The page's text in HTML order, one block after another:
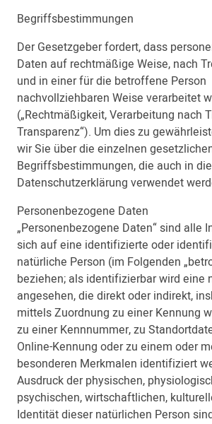
Begriffsbestimmungen
Der Gesetzgeber fordert, dass
Daten auf rechtmäßige Weise, nach
und in einer für die betroffene Person
nachvollziehbaren Weise verarbeitet
(„Rechtmäßigkeit, Verarbeitung nach
Transparenz“). Um dies zu
wir Sie über die einzelnen
Begriffsbestimmungen, die auch in
Datenschutzerklärung verwendet
Personenbezogene Daten
„Personenbezogene Daten“ sind alle
sich auf eine identifizierte oder
natürliche Person (im Folgenden
beziehen; als identifizierbar wird eine
angesehen, die direkt oder indirekt,
mittels Zuordnung zu einer Kennung
zu einer Kennnummer, zu
Online-Kennung oder zu einem oder
besonderen Merkmalen identifiziert
Ausdruck der physischen,
psychischen, wirtschaftlichen,
Identität dieser natürlichen Person